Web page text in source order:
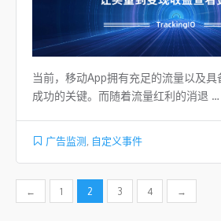
当前，移动App拥有充足的流量以及
成功的关键。而随着流量红利的消退 …
广告监测 自定义事件
文章导航
← 1 2 3 4 →